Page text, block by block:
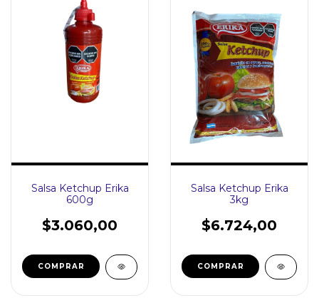
Salsa Ketchup Erika
600g
$3.060,00
Salsa Ketchup Erika
3kg
$6.724,00